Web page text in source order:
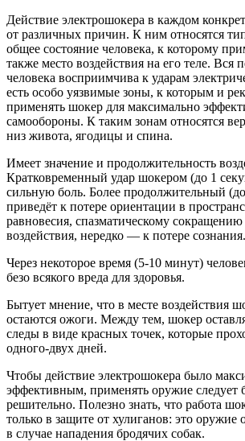
Действие электрошокера в каждом
от различных причин. К ним относятся
общее состояние человека, к которому
также место воздействия на его теле. Вся
человека восприимчива к ударам
есть особо уязвимые зоны, к которым и
применять шокер для максимально
самообороны. К таким зонам относятся
низ живота, ягодицы и спина.
Имеет значение и продолжительность
Кратковременный удар шокером (до 1
сильную боль. Более продолжительный
приведёт к потере ориентации в
равновесия, спазматическому
воздействия, нередко — к потере сознания.
Через некоторое время (5-10 минут)
безо всякого вреда для здоровья.
Бытует мнение, что в месте воздействия
остаются ожоги. Между тем, шокер
следы в виде красных точек, которые
одного-двух дней.
Чтобы действие электрошокера было
эффективным, применять оружие следует
решительно. Полезно знать, что работа
только в защите от хулиганов: это оружие
в случае нападения бродячих собак.